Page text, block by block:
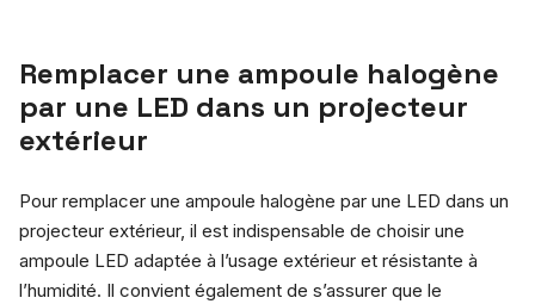
Remplacer une ampoule halogène
par une LED dans un projecteur
extérieur
Pour remplacer une ampoule halogène par une LED dans un
projecteur extérieur, il est indispensable de choisir une
ampoule LED adaptée à l’usage extérieur et résistante à
l’humidité. Il convient également de s’assurer que le